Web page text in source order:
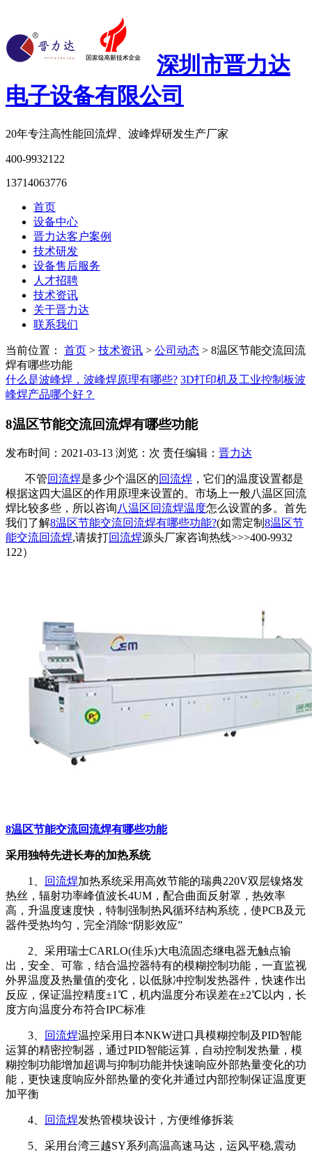
深圳市晋力达
电子设备有限公司
20年专注高性能回流焊、波峰焊研发生产厂家
400-9932122
13714063776
首页
设备中心
晋力达客户案例
技术研发
设备售后服务
人才招聘
技术资讯
关于晋力达
联系我们
当前位置： 首页 > 技术资讯 > 公司动态 > 8温区节能交流回流
焊有哪些功能
什么是波峰焊，波峰焊原理有哪些? 3D打印机及工业控制板波
峰焊产品哪个好？
8温区节能交流回流焊有哪些功能
发布时间：2021-03-13 浏览：次 责任编辑： 晋力达
不管回流焊是多少个温区的回流焊 ，它们的温度设置都是
根据这四大温区的作用原理来设置的。市场上一般八温区回流
焊比较多些，所以咨询八温区回流焊温度怎么设置的多。首先
我们了解8温区节能交流回流焊有哪些功能?(如需定制 8温区节
能交流回流焊,请拔打回流焊源头厂家咨询热线>>>400-9932
122）
8温区节能交流回流焊有哪些功能
采用独特先进长寿的加热系统
1、 回流焊加热系统采用高效节能的瑞典220V双层镍烙发
热丝，辐射功率峰值波长4UM，配合曲面反射罩，热效率
高，升温度速度快，特制强制热风循环结构系统，使PCB及元
器件受热均匀，完全消除“阴影效应”
2、采用瑞士CARLO(佳乐)大电流固态继电器无触点输
出，安全、可靠，结合温控器特有的模糊控制功能，一直监视
外界温度及热量值的变化，以低脉冲控制发热器件，快速作出
反应，保证温控精度±1℃，机内温度分布误差在±2℃以内，长
度方向温度分布符合IPC标准
3、 回流焊温控采用日本NKW进口具模糊控制及PID智能
运算的精密控制器，通过PID智能运算，自动控制发热量，模
糊控制功能增加超调与抑制功能并快速响应外部热量变化的功
能，更快速度响应外部热量的变化并通过内部控制保证温度更
加平衡
4、 回流焊发热管模块设计，方便维修拆装
5、采用台湾三越SY系列高温高速马达，运风平稳,震动